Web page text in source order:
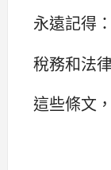
永遠記得：
稅務和法
這些條文